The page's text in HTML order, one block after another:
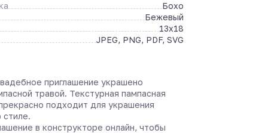
приглашение украшено
травой. Текстурная пампасная
подходит для украшения
стиле.
в конструкторе онлайн, чтобы
Бохо
Бежевый
13x18
JPEG, PNG, PDF, SVG